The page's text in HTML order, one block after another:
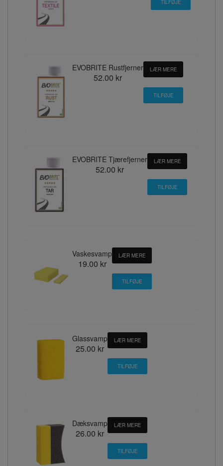
EVOBRITE Rustfjerner
52.00 kr
LÆR MERE
EVOBRITE Tjærefjerner
52.00 kr
LÆR MERE
Vaskesvamp
19.00 kr
LÆR MERE
Glassvamp
25.00 kr
LÆR MERE
Dæksvamp
26.00 kr
LÆR MERE